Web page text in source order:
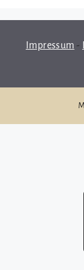
Impressum -